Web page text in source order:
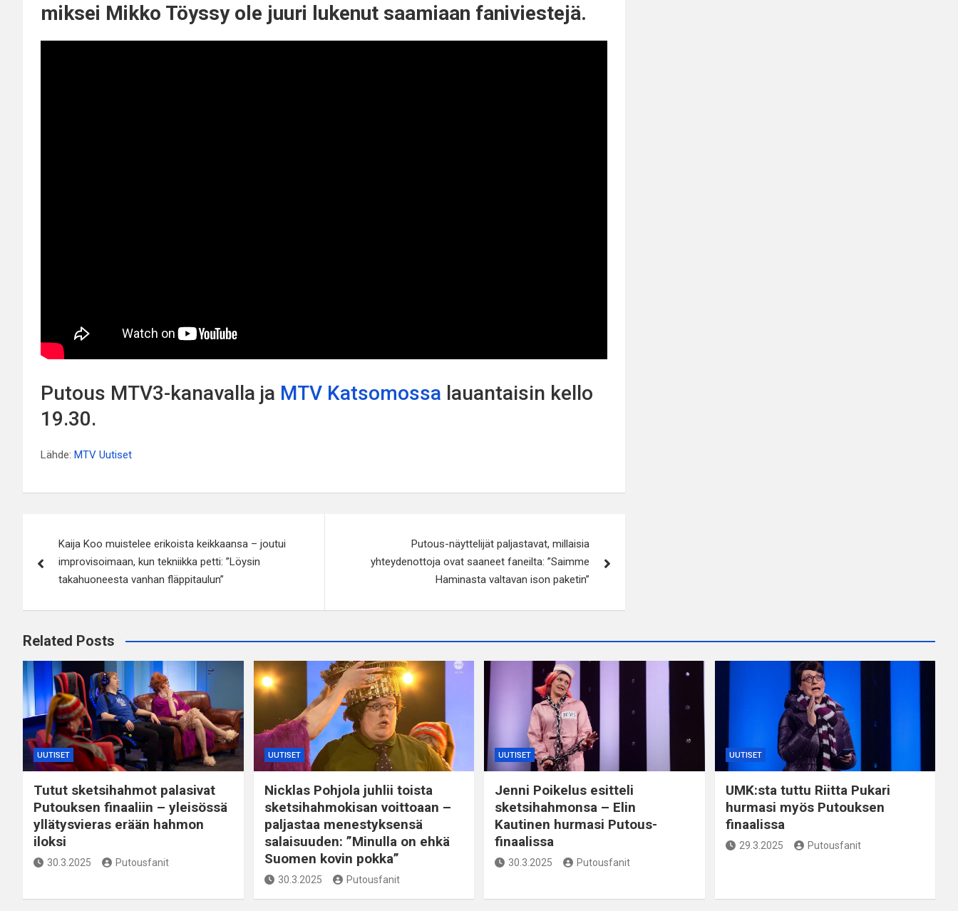
miksei Mikko Töyssy ole juuri lukenut saamiaan faniviestejä.
Putous MTV3-kanavalla ja MTV Katsomossa lauantaisin kello
19.30.
Lähde: MTV Uutiset
selaus
Kaija Koo muistelee erikoista keikkaansa – joutui
improvisoimaan, kun tekniikka petti: ”Löysin
takahuoneesta vanhan fläppitaulun”
Putous-näyttelijät paljastavat, millaisia
yhteydenottoja ovat saaneet faneilta: ”Saimme
Haminasta valtavan ison paketin”
Related Posts
UUTISET
Tutut sketsihahmot palasivat
Putouksen finaaliin – yleisössä
yllätysvieras erään hahmon
iloksi
30.3.2025 Putousfanit
UUTISET
Nicklas Pohjola juhlii toista
sketsihahmokisan voittoaan –
paljastaa menestyksensä
salaisuuden: ”Minulla on ehkä
Suomen kovin pokka”
30.3.2025 Putousfanit
UUTISET
Jenni Poikelus esitteli
sketsihahmonsa – Elin
Kautinen hurmasi Putous-
finaalissa
30.3.2025 Putousfanit
UUTISET
UMK:sta tuttu Riitta Pukari
hurmasi myös Putouksen
finaalissa
29.3.2025 Putousfanit